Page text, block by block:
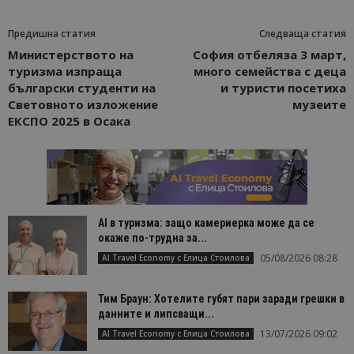
Предишна статия
Министерството на
туризма изпраща
български студенти на
Световното изложение
ЕКСПО 2025 в Осака
Следваща статия
София отбеляза 3 март,
много семейства с деца
и туристи посетиха
музеите
AI в туризма: защо камериерка може да се
окаже по-трудна за...
AI Travel Economy с Елица Стоилова 05/08/2026 08:28
Тим Браун: Хотелите губят пари заради грешки в
данните и липсващи...
AI Travel Economy с Елица Стоилова 13/07/2026 09:02
Име
Доставчик/
Валиден
Описание
is_visitor_unique
Тази
е
сайта чрез
уникален
посетител
помага за
на
is_unique
StatCounter
Ltd
.statcounter.com
Име
Доставчик/
Домейн
Валиден
до
Описание
sc_is_visitor_unique
StatCounter
1 година
Използва се
за
съхраняване
Декларацията за
поверителност на Google